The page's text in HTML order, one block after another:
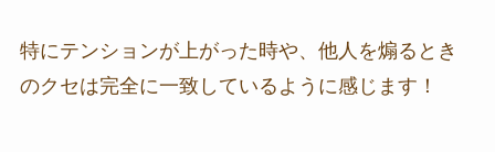
特にテンションが上がった時や、他人を煽るとき
のクセは完全に一致しているように感じます！